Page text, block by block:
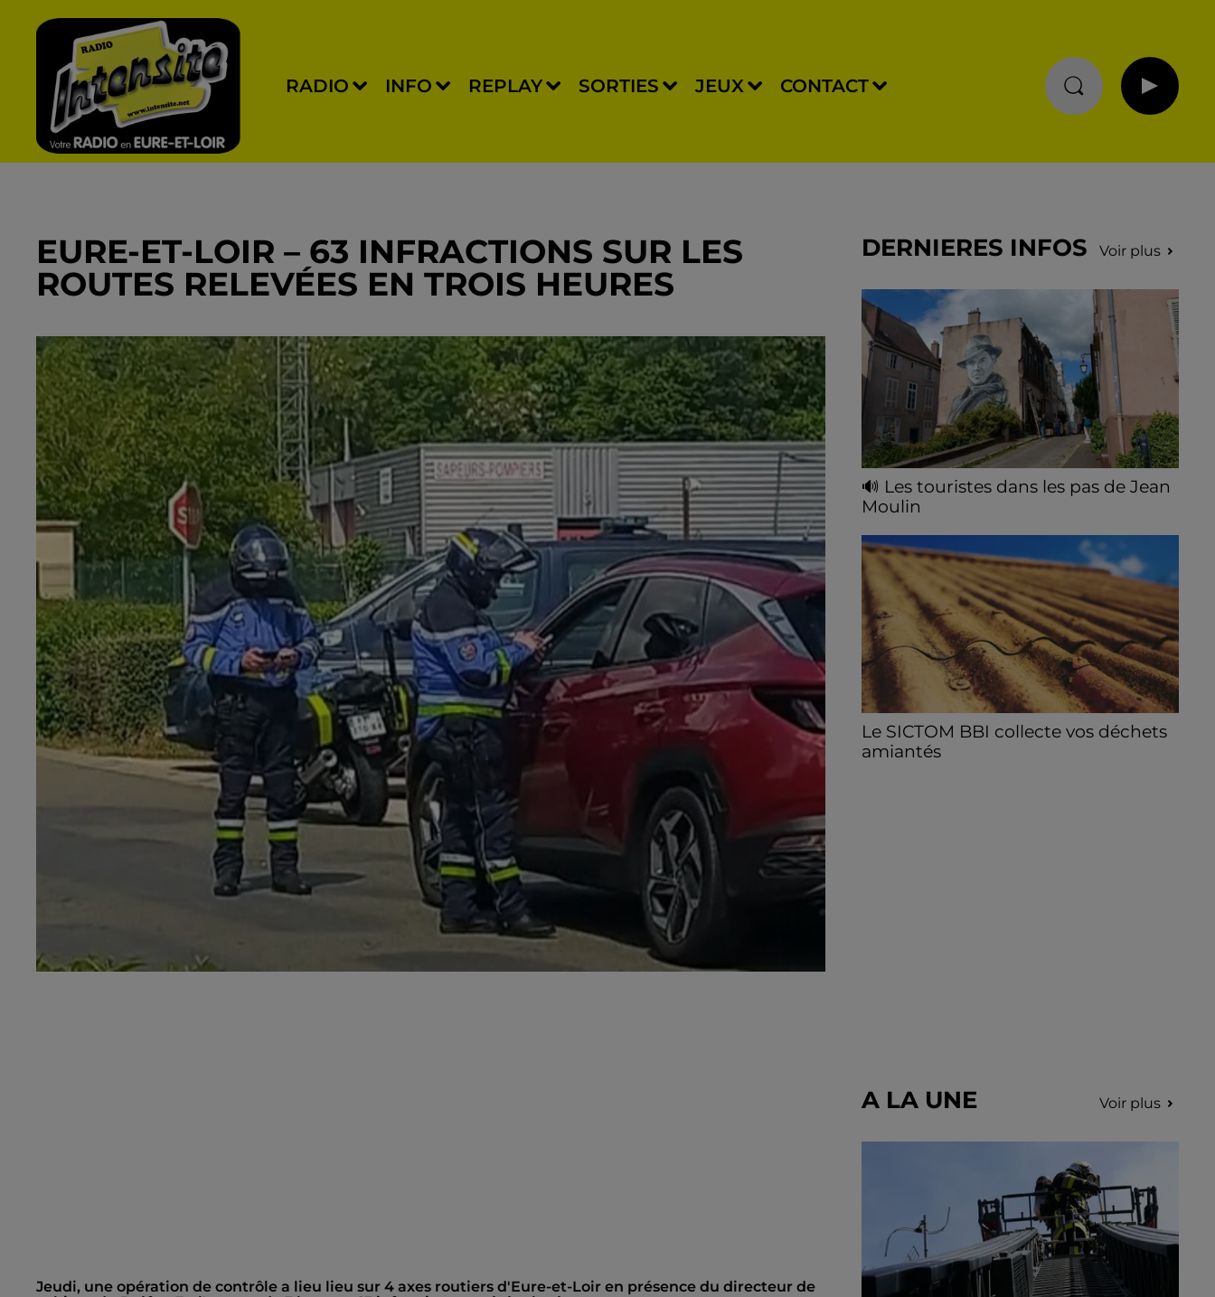
RADIO INFO REPLAY SORTIES JEUX CONTACT
EURE-ET-LOIR – 63 INFRACTIONS SUR LES
ROUTES RELEVÉES EN TROIS HEURES
Jeudi, une opération de contrôle a lieu lieu sur 4 axes routiers d'Eure-et-Loir en présence du directeur de
DERNIERES INFOS Voir plus
🔊 Les touristes dans les pas de Jean
Moulin
les sorties estivales de Chartres Tourisme.
Le SICTOM BBI collecte vos déchets
amiantés
A LA UNE Voir plus